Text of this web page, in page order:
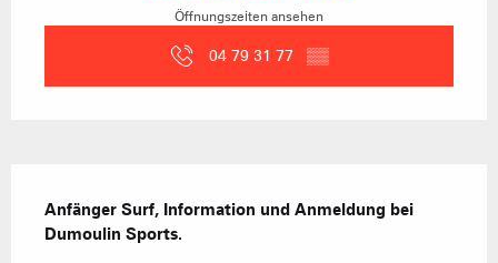
Öffnungszeiten ansehen
04 79 31 77 ▒▒
Anfänger Surf, Information und Anmeldung bei
Dumoulin Sports.